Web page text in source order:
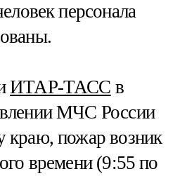
персонала
ИТАР-ТАСС в
МЧС России
краю, пожар возник
времени (9:55 по